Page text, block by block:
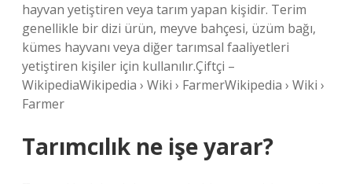
hayvan yetiştiren veya tarım yapan kişidir. Terim
genellikle bir dizi ürün, meyve bahçesi, üzüm bağı,
kümes hayvanı veya diğer tarımsal faaliyetleri
yetiştiren kişiler için kullanılır.Çiftçi –
WikipediaWikipedia › Wiki › FarmerWikipedia › Wiki ›
Farmer
Tarımcılık ne işe yarar?